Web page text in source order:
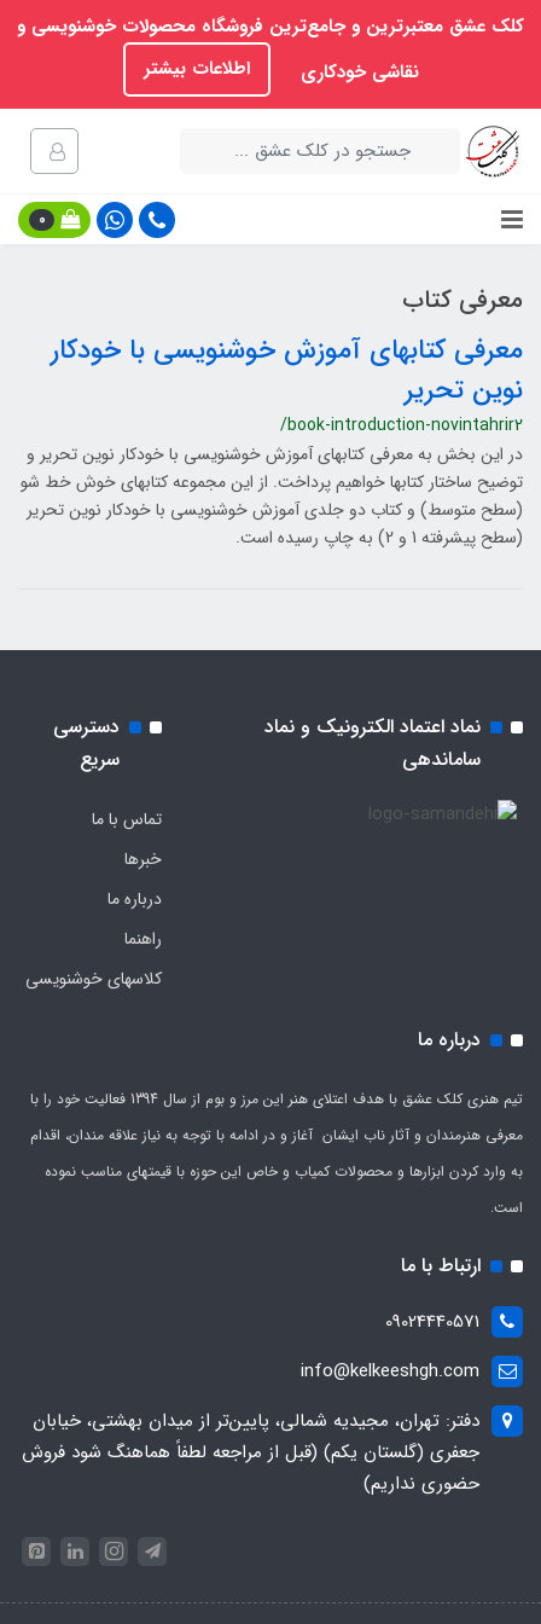
کلک عشق معتبرترین و جامع‌ترین فروشگاه محصولات خوشنویسی و
نقاشی خودکاری
اطلاعات بیشتر
0
معرفی کتاب
معرفی کتابهای آموزش خوشنویسی با خودکار
نوین تحریر
/book-introduction-novintahrir2
در این بخش به معرفی کتابهای آموزش خوشنویسی با خودکار نوین تحریر و
توضیح ساختار کتابها خواهیم پرداخت. از این مجموعه کتابهای خوش خط شو
(سطح متوسط) و کتاب دو جلدی آموزش خوشنویسی با خودکار نوین تحریر
(سطح پیشرفته 1 و 2) به چاپ رسیده است.
نماد اعتماد الکترونیک و نماد
ساماندهی
دسترسی
سریع
تماس با ما
خبرها
درباره ما
راهنما
کلاسهای خوشنویسی
درباره ما
تیم هنری کلک عشق با هدف اعتلای هنر این مرز و بوم از سال 1394 فعالیت خود را با
معرفی هنرمندان و آثار ناب ایشان آغاز و در ادامه با توجه به نیاز علاقه مندان، اقدام
به وارد کردن ابزارها و محصولات کمیاب و خاص این حوزه با قیمتهای مناسب نموده
است.
ارتباط با ما
09024440571
info@kelkeeshgh.com
دفتر: تهران، مجیدیه شمالی، پایین‌تر از میدان بهشتی، خیابان
جعفری (گلستان یکم) (قبل از مراجعه لطفاً هماهنگ شود فروش
حضوری نداریم)